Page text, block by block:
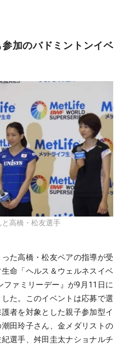
加のバドミントンイベ
高橋・松友選手
た高橋・松友ペアの指導が受
命「ヘルス＆ウェルネスイベ
ファミリーデー』が9月11日に
た。このイベントは応募で選
者を対象とした親子参加型イ
田玲子さん、金メダリストの
選手、舛田圭太ナショナルチ